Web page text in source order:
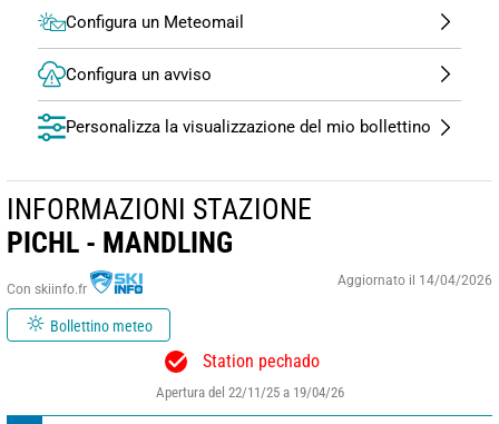
Configura un Meteomail
Configura un avviso
Personalizza la visualizzazione del mio bollettino
INFORMAZIONI STAZIONE
PICHL - MANDLING
Con skiinfo.fr
Bollettino meteo
Aggiornato il 14/04/2026
Station pechado
Apertura del 22/11/25 a 19/04/26